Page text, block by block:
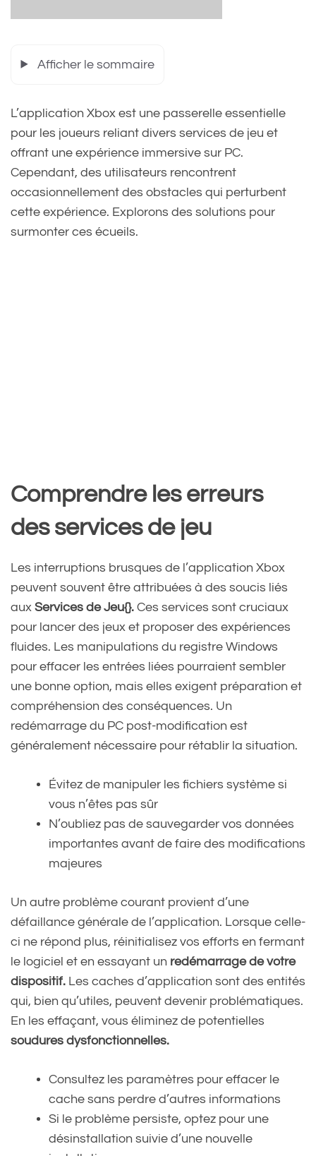
Afficher le sommaire
L’application Xbox est une passerelle essentielle
pour les joueurs reliant divers services de jeu et
offrant une expérience immersive sur PC.
Cependant, des utilisateurs rencontrent
occasionnellement des obstacles qui perturbent
cette expérience. Explorons des solutions pour
surmonter ces écueils.
Comprendre les erreurs
des services de jeu
Les interruptions brusques de l’application Xbox
peuvent souvent être attribuées à des soucis liés
aux Services de Jeu{}. Ces services sont cruciaux
pour lancer des jeux et proposer des expériences
fluides. Les manipulations du registre Windows
pour effacer les entrées liées pourraient sembler
une bonne option, mais elles exigent préparation et
compréhension des conséquences. Un
redémarrage du PC post-modification est
généralement nécessaire pour rétablir la situation.
Évitez de manipuler les fichiers système si
vous n’êtes pas sûr
N’oubliez pas de sauvegarder vos données
importantes avant de faire des modifications
majeures
Un autre problème courant provient d’une
défaillance générale de l’application. Lorsque celle-
ci ne répond plus, réinitialisez vos efforts en fermant
le logiciel et en essayant un redémarrage de votre
dispositif. Les caches d’application sont des entités
qui, bien qu’utiles, peuvent devenir problématiques.
En les effaçant, vous éliminez de potentielles
soudures dysfonctionnelles.
Consultez les paramètres pour effacer le
cache sans perdre d’autres informations
Si le problème persiste, optez pour une
désinstallation suivie d’une nouvelle